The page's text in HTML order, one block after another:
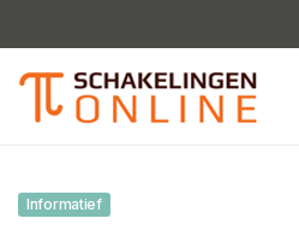
Informatief